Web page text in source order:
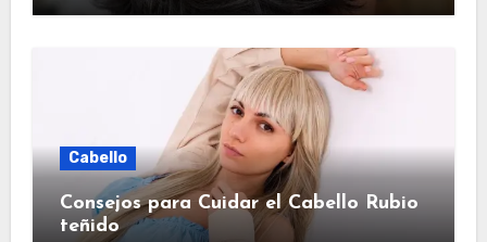
Cabello
Consejos para Cuidar el Cabello Rubio
teñido